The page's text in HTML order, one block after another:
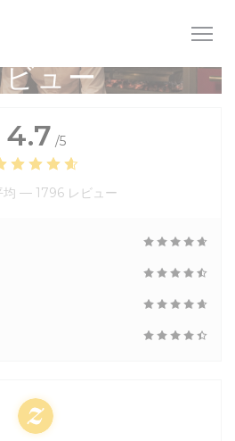
ュー
4.7 /5
均 — 1796 レビュー